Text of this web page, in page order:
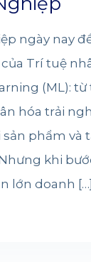
ngày nay
Trí tuệ
(ML): từ
hóa trải
phẩm và
khi
lớn doanh […]